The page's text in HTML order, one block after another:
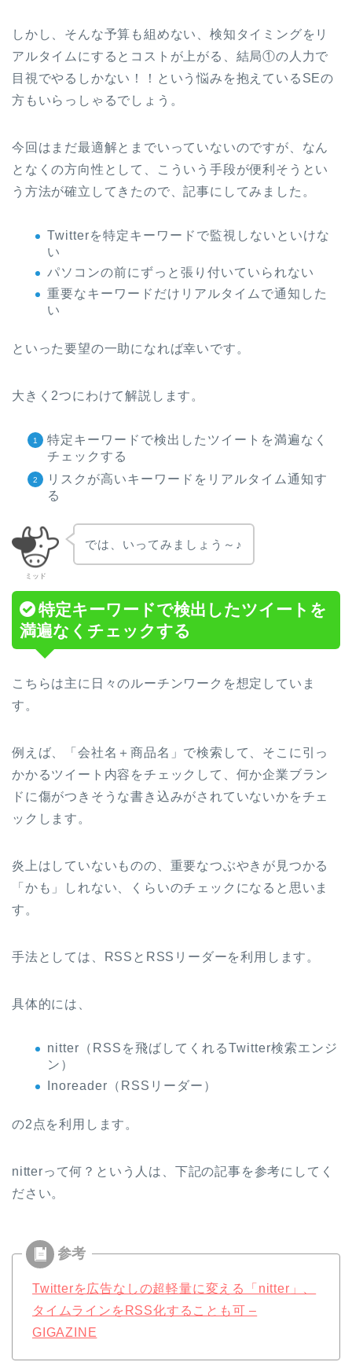
しかし、そんな予算も組めない、検知タイミングをリ
アルタイムにするとコストが上がる、結局①の人力で
目視でやるしかない！！という悩みを抱えているSEの
方もいらっしゃるでしょう。
今回はまだ最適解とまでいっていないのですが、なん
となくの方向性として、こういう手段が便利そうとい
う方法が確立してきたので、記事にしてみました。
Twitterを特定キーワードで監視しないといけな
い
パソコンの前にずっと張り付いていられない
重要なキーワードだけリアルタイムで通知した
い
といった要望の一助になれば幸いです。
大きく2つにわけて解説します。
特定キーワードで検出したツイートを満遍なく
チェックする
リスクが高いキーワードをリアルタイム通知す
る
ミッド
では、いってみましょう～♪
特定キーワードで検出したツイートを
満遍なくチェックする
こちらは主に日々のルーチンワークを想定していま
す。
例えば、「会社名＋商品名」で検索して、そこに引っ
かかるツイート内容をチェックして、何か企業ブラン
ドに傷がつきそうな書き込みがされていないかをチェ
ックします。
炎上はしていないものの、重要なつぶやきが見つかる
「かも」しれない、くらいのチェックになると思いま
す。
手法としては、RSSとRSSリーダーを利用します。
具体的には、
nitter（RSSを飛ばしてくれるTwitter検索エンジ
ン）
Inoreader（RSSリーダー）
の2点を利用します。
nitterって何？という人は、下記の記事を参考にしてく
ださい。
Twitterを広告なしの超軽量に変える「nitter」、
タイムラインをRSS化することも可 –
GIGAZINE